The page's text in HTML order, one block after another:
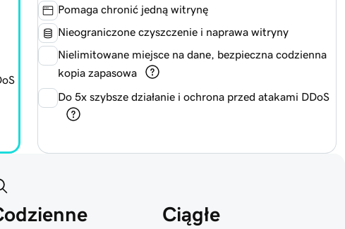
Pomaga chronić jedną witrynę
Nieograniczone czyszczenie i naprawa witryny
Nielimitowane miejsce na dane, bezpieczna codzienna
kopia zapasowa
Do 5x szybsze działanie i ochrona przed atakami DDoS
Ciągłe